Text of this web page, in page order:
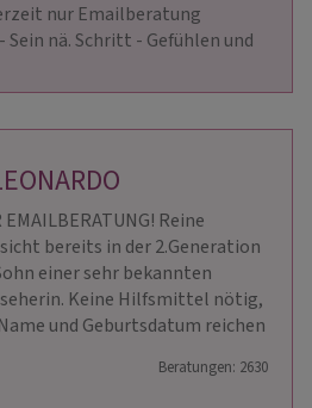
nur Emailberatung
nä. Schritt - Gefühlen und
EMAILBERATUNG! Reine
bereits in der 2.Generation
einer sehr bekannten
Keine Hilfsmittel nötig,
und Geburtsdatum reichen
Beratungen: 2630